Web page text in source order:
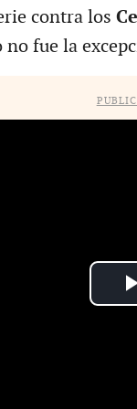
contra los
fue la